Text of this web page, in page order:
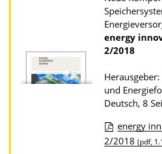
i
o
n
a
d
s
z
u
r
P
u
b
energy
2/2018
und
Deutsch, 8
D
energy
2/2018 (pdf,